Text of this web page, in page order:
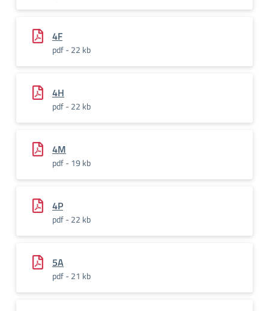
4F
pdf - 22 kb
4H
pdf - 22 kb
4M
pdf - 19 kb
4P
pdf - 22 kb
5A
pdf - 21 kb